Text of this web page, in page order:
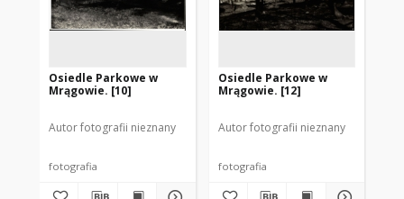
Osiedle Parkowe w
Mrągowie. [10]
Autor fotografii nieznany
fotografia
Osiedle Parkowe w
Mrągowie. [12]
Autor fotografii nieznany
fotografia